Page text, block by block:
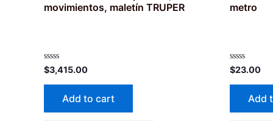
movimientos, maletín TRUPER
Rated
0
out
$3,415.00
Add to cart
metro
Rated
0
out
$23.00
Add